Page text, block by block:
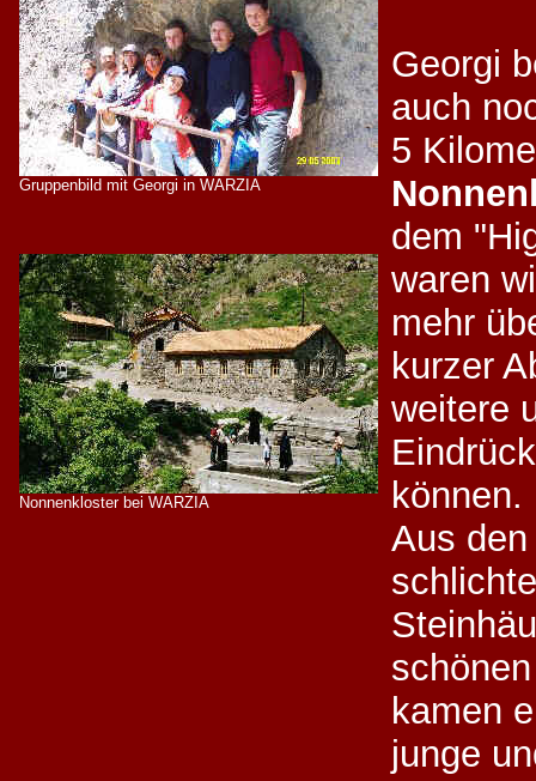
Gruppenbild mit Georgi in WARZIA
Nonnenkloster bei WARZIA
Georgi
auch
5
dem
waren
mehr
kurzer
weitere
können.
Aus
kamen
junge